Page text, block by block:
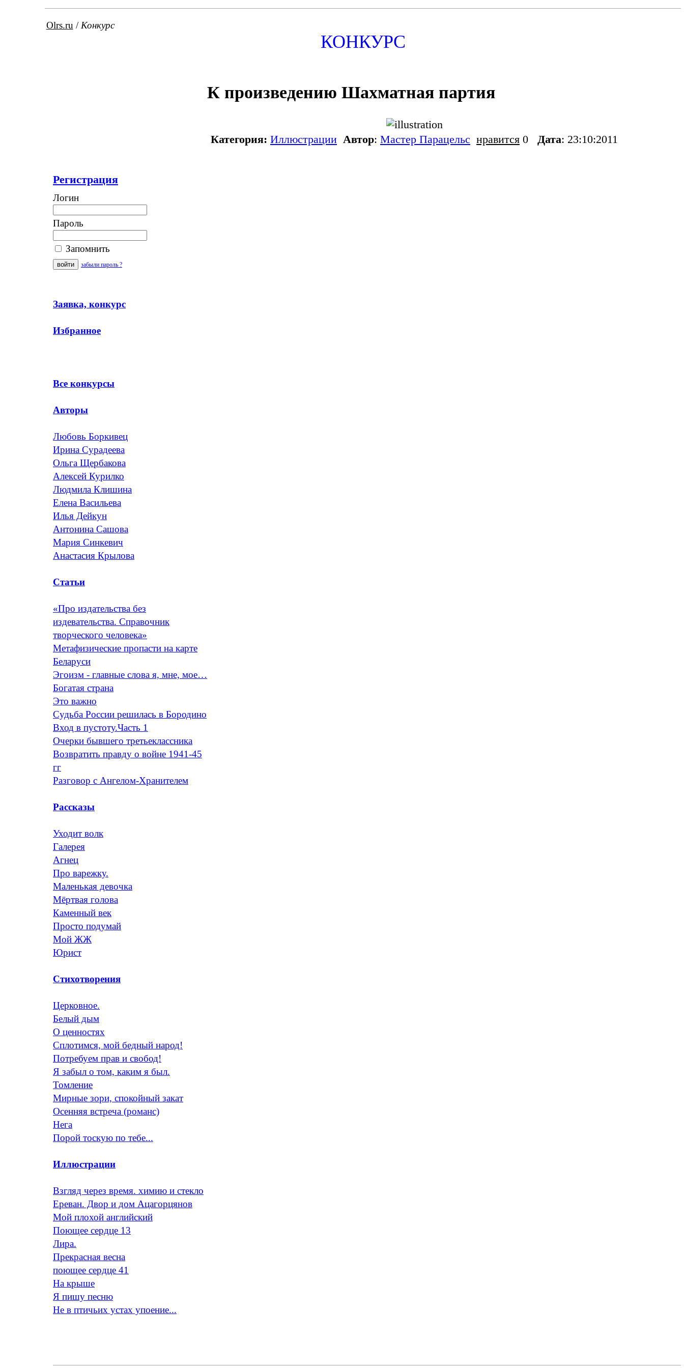
Olrs.ru / Конкурс
КОНКУРС
Регистрация
Логин
Пароль
Запомнить
забыли пароль ?
Заявка, конкурс
Избранное
Все конкурсы
Авторы
Любовь Боркивец
Ирина Сурадеева
Ольга Щербакова
Алексей Курилко
Людмила Клишина
Елена Васильева
Илья Дейкун
Антонина Сашова
Мария Синкевич
Анастасия Крылова
Статьи
«Про издательства без
издевательства. Справочник
творческого человека»
Метафизические пропасти на карте
Беларуси
Эгоизм - главные слова я, мне, мое…
Богатая страна
Это важно
Судьба России решилась в Бородино
Вход в пустоту.Часть 1
Очерки бывшего третьеклассника
Возвратить правду о войне 1941-45
гг
Разговор с Ангелом-Хранителем
Рассказы
Уходит волк
Галерея
Агнец
Про варежку.
Маленькая девочка
Мёртвая голова
Каменный век
Просто подумай
Мой ЖЖ
Юрист
Стихотворения
Церковное.
Белый дым
О ценностях
Сплотимся, мой бедный народ!
Потребуем прав и свобод!
Я забыл о том, каким я был.
Томление
Мирные зори, спокойный закат
Осенняя встреча (романс)
Нега
Порой тоскую по тебе...
Иллюстрации
Взгляд через время. химию и стекло
Ереван. Двор и дом Ацагорцянов
Мой плохой английский
Поющее сердце 13
Лира.
Прекрасная весна
поющее сердце 41
На крыше
Я пишу песню
Не в птичьих устах упоение...
К произведению Шахматная партия
Категория: Иллюстрации Автор: Мастер Парацельс нравится 0 Дата: 23:10:2011